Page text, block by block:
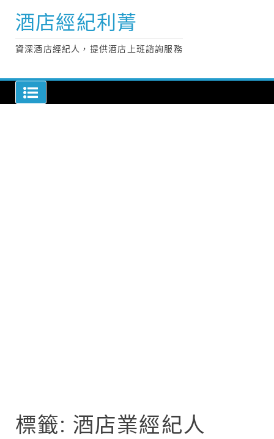
content
酒店經紀利菁
資深酒店經紀人，提供酒店上班諮詢服務
標籤: 酒店業經紀人